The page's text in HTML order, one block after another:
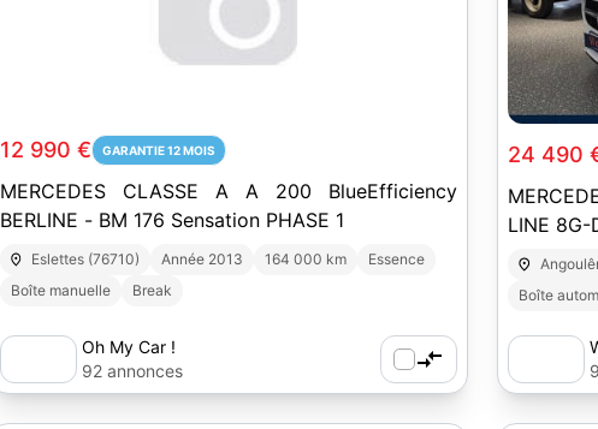
12 990 € GARANTIE 12 MOIS
MERCEDES CLASSE A A 200 BlueEfficiency
BERLINE - BM 176 Sensation PHASE 1
Eslettes (76710) Année 2013 164 000 km
Essence
Boîte manuelle
Break
Oh My Car !
92 annonces
24 490
LINE 8G-
Boîte